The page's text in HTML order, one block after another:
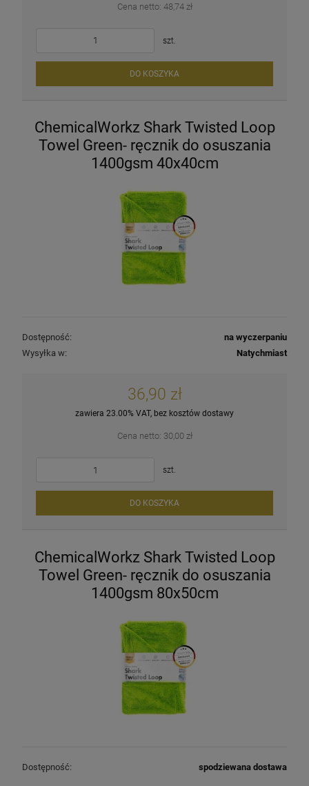
Cena netto: 48,74 zł
szt.
DO KOSZYKA
ChemicalWorkz Shark Twisted Loop
Towel Green- ręcznik do osuszania
1400gsm 40x40cm
Dostępność:
na wyczerpaniu
Wysyłka w:
Natychmiast
36,90 zł
zawiera 23.00% VAT, bez kosztów dostawy
Cena netto: 30,00 zł
szt.
DO KOSZYKA
ChemicalWorkz Shark Twisted Loop
Towel Green- ręcznik do osuszania
1400gsm 80x50cm
Dostępność: spodziewana dostawa